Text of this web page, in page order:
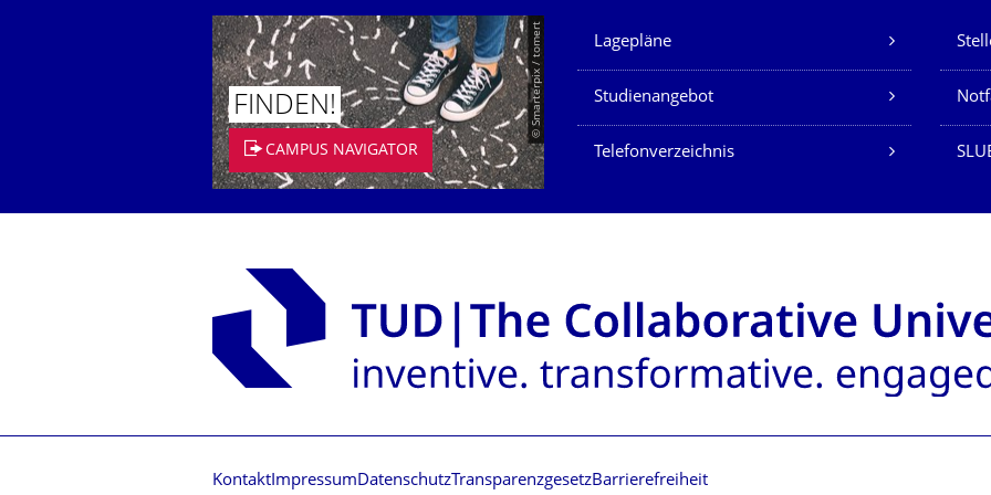
© Smarterpix / tomert
FINDEN!
CAMPUS NAVIGATOR
Unsere Dienste
Lagepläne
Studienangebot
Telefonverzeichnis
Kontakt Impressum DatenschutzTransparenzgesetzBarrierefreiheit